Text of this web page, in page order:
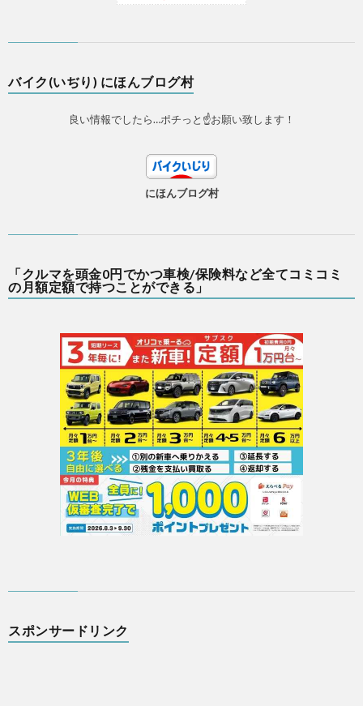
バイク(いぢり) にほんブログ村
良い情報でしたら…ポチっと☝お願い致します！
にほんブログ村
「クルマを頭金0円でかつ車検/保険料など全てコミコミ
の月額定額で持つことができる」
スポンサードリンク